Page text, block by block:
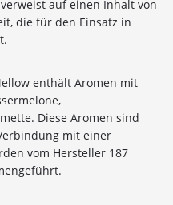
auf einen Inhalt von
die für den Einsatz in
enthält Aromen mit
Diese Aromen sind
mit einer
vom Hersteller 187